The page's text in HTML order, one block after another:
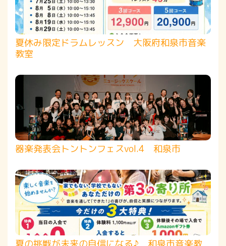
夏休み限定ドラムレッスン 大阪府和泉市音楽
教室
器楽発表会トントンフェスvol.4 和泉市